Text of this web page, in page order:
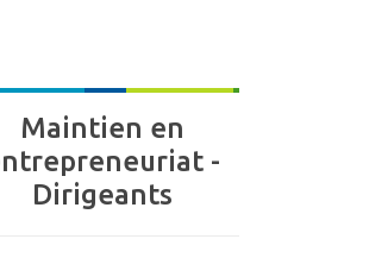
Maintien en
-
Dirigeants